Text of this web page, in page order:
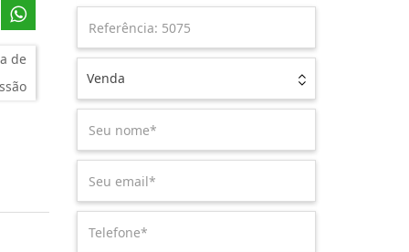
de
Venda